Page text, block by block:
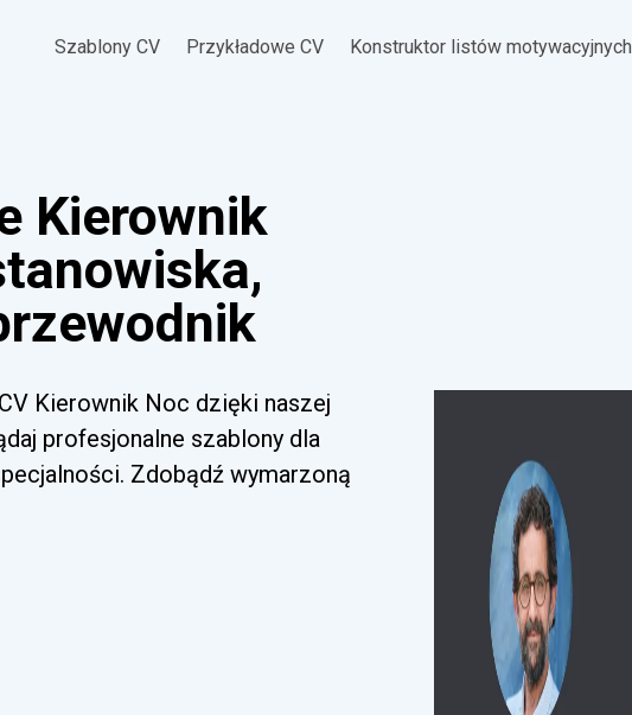
Szablony CV Przykładowe CV Konstruktor listów motywacyjnych
Kierownik
Kierownik Noc dzięki naszej
profesjonalne szablony dla
Zdobądź wymarzoną